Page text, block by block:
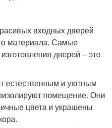
входных дверей
материала. Самые
дверей – это
естественным и уютным
помещение. Они
цвета и украшены